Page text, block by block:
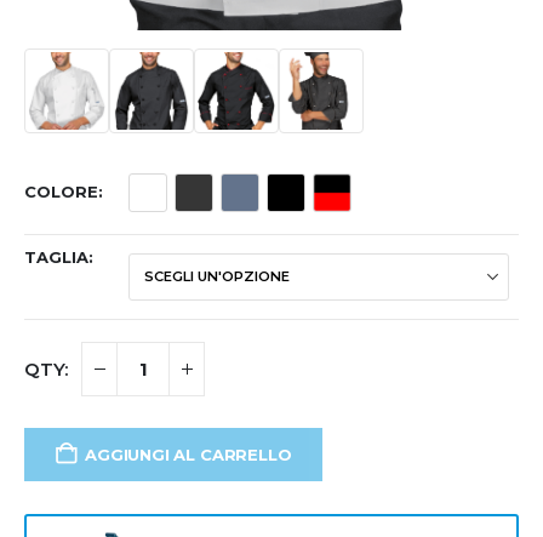
COLORE
TAGLIA
AGGIUNGI AL CARRELLO